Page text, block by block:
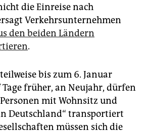
die Einreise nach
Verkehrsunternehmen
den beiden Ländern
.
bis zum 6. Januar
früher, an Neujahr, dürfen
mit Wohnsitz und
Deutschland“ transportiert
müssen sich die